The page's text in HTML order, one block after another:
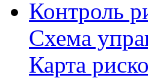
Контроль
Схема
Карта